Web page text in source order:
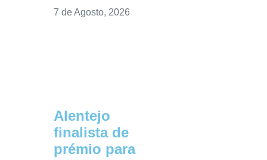
7 de Agosto, 2026
Alentejo
finalista de
prémio para